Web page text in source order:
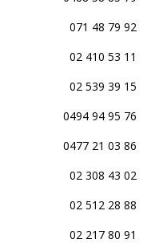
071 48 79 92
02 410 53 11
02 539 39 15
0494 94 95 76
0477 21 03 86
02 308 43 02
02 512 28 88
02 217 80 91